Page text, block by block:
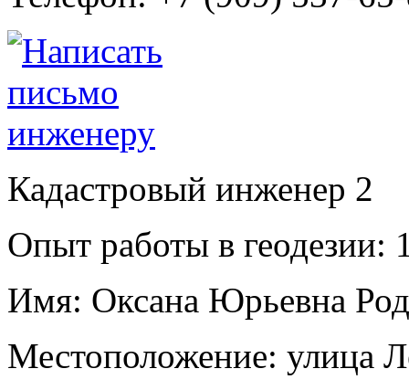
Кадастровый инженер 2
Опыт работы в геодезии:
Имя: Оксана Юрьевна
Местоположение: улица